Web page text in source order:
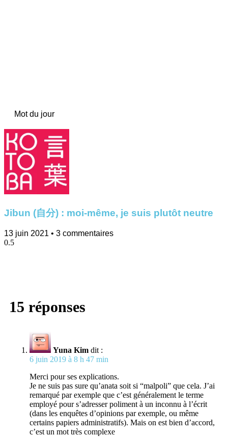
Mot du jour
Jibun (自分) : moi-même, je suis plutôt neutre
13 juin 2021 3 commentaires
15 réponses
Yuna Kim dit :
6 juin 2019 à 8 h 47 min
Merci pour ses explications.
Je ne suis pas sure qu’anata soit si “malpoli” que cela. J’ai
remarqué par exemple que c’est généralement le terme
employé pour s’adresser poliment à un inconnu à l’écrit
(dans les enquêtes d’opinions par exemple, ou même
certains papiers administratifs). Mais on est bien d’accord,
c’est un mot très complexe